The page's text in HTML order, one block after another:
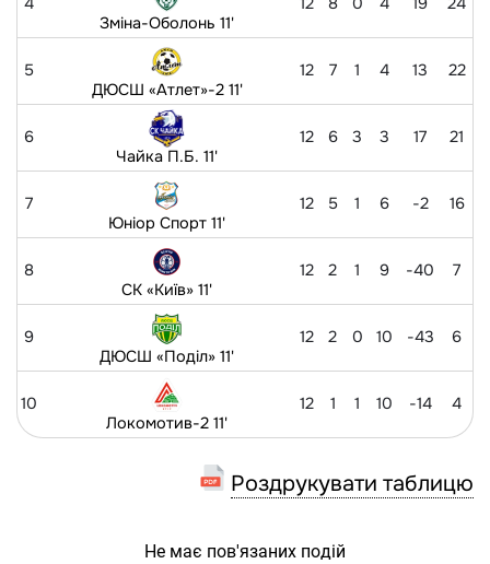
Зміна-Оболонь 11'
5
ДЮСШ «Атлет»-2 11'
12 7 1 4 13 22
6
Чайка П.Б. 11'
12 6 3 3 17 21
7
Юніор Спорт 11'
12 5 1 6 -2 16
8
СК «Київ» 11'
12 2 1 9 -40 7
9
ДЮСШ «Поділ» 11'
12 2 0 10 -43 6
10
Локомотив-2 11'
12 1 1 10 -14 4
Роздрукувати таблицю
Не має пов'язаних подій